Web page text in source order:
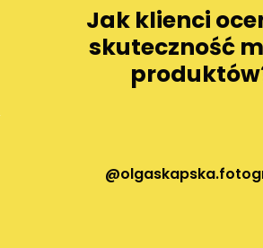
Jak klienci
skuteczność